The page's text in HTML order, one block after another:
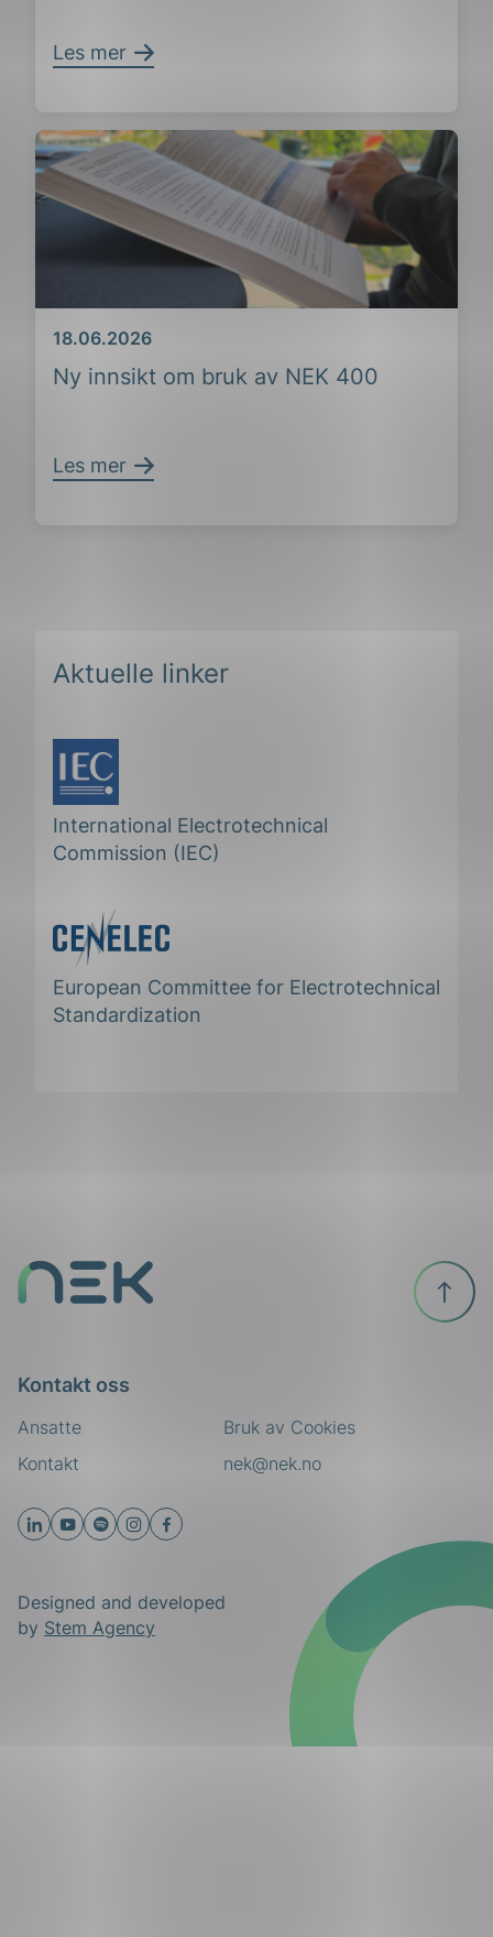
Les mer
Ny innsikt om bruk av NEK 400
Dato
18.06.2026
Les mer
Aktuelle linker
International Electrotechnical
Commission (IEC)
European Committee for Electrotechnical
Standardization
Kontakt oss
Ansatte
nek@nek.no
Kontakt
Bruk av Cookies
Designed and developed
by Stem Agency
Til
toppen